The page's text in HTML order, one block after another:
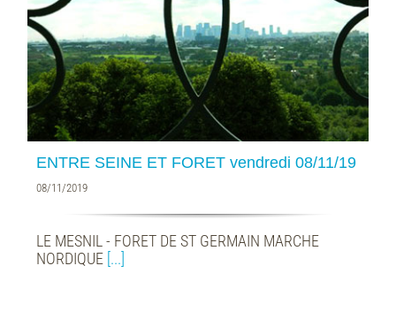
ENTRE SEINE ET FORET vendredi 08/11/19
08/11/2019
LE MESNIL - FORET DE ST GERMAIN MARCHE
NORDIQUE [...]